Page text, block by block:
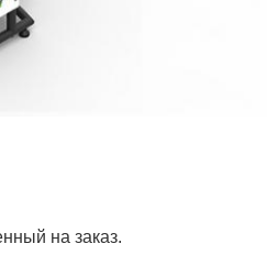
на заказ.